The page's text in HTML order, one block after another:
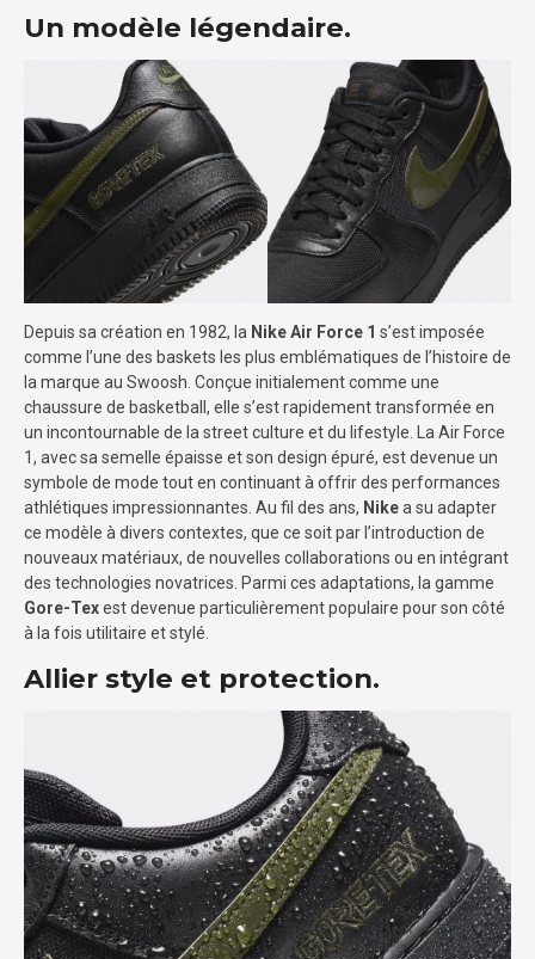
Un modèle légendaire.
Depuis sa création en 1982, la Nike Air Force 1 s’est imposée
comme l’une des baskets les plus emblématiques de l’histoire de
la marque au Swoosh. Conçue initialement comme une
chaussure de basketball, elle s’est rapidement transformée en
un incontournable de la street culture et du lifestyle. La Air Force
1, avec sa semelle épaisse et son design épuré, est devenue un
symbole de mode tout en continuant à offrir des performances
athlétiques impressionnantes. Au fil des ans, Nikea su adapter
ce modèle à divers contextes, que ce soit par l’introduction de
nouveaux matériaux, de nouvelles collaborations ou en intégrant
des technologies novatrices. Parmi ces adaptations, la gamme
Gore-Texest devenue particulièrement populaire pour son côté
à la fois utilitaire et stylé.
Allier style et protection.